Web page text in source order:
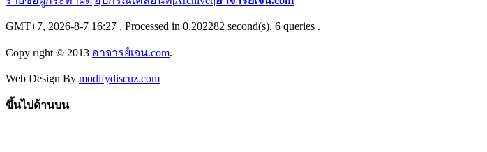
GMT+7, 2026-8-7 16:27 , Processed in 0.202282 second(s), 6 queries .
Copy right © 2013 อาจารย์เจน.com.
Web Design By modifydiscuz.com
ขึ้นไปด้านบน